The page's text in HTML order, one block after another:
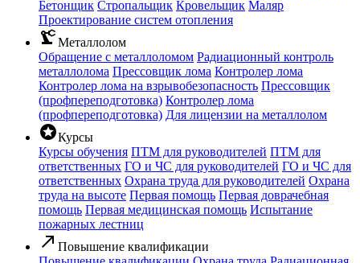
Бетонщик Стропальщик Кровельщик Маляр
Проектирование систем отопления
precision_manufacturingМеталлолом
Обращение с металлоломом Радиационный контроль
металлолома Прессовщик лома Контролер лома
Контролер лома на взрывобезопасность Прессовщик
(профпереподготовка) Контролер лома
(профпереподготовка) Для лицензии на металлолом
starsКурсы
Курсы обучения ПТМ для руководителей ПТМ для
ответственных ГО и ЧС для руководителей ГО и ЧС для
ответственных Охрана труда для руководителей Охрана
труда на высоте Первая помощь Первая доврачебная
помощь Первая медицинская помощь Испытание
пожарных лестниц
call_made Повышение квалификации